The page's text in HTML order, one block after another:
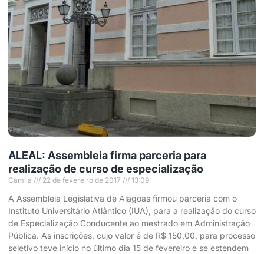
ALEAL: Assembleia firma parceria para
realização de curso de especialização
Camila 22 de fevereiro de 2017 13:09
A Assembleia Legislativa de Alagoas firmou parceria com o
Instituto Universitário Atlântico (IUA), para a realização do curso
de Especialização Conducente ao mestrado em Administração
Pública. As inscrições, cujo valor é de R$ 150,00, para processo
seletivo teve início no último dia 15 de fevereiro e se estendem